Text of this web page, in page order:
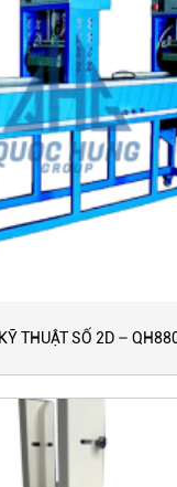
THUẬT SỐ 2D –